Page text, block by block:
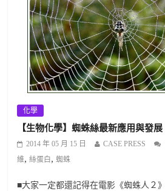
化學
【生物化學】蜘蛛絲最新應用與發展
2014 年 05 月 15 日 CASE PRESS
維,絲蛋白 , 蜘蛛
■大家一定都還記得在電影《蜘蛛人２